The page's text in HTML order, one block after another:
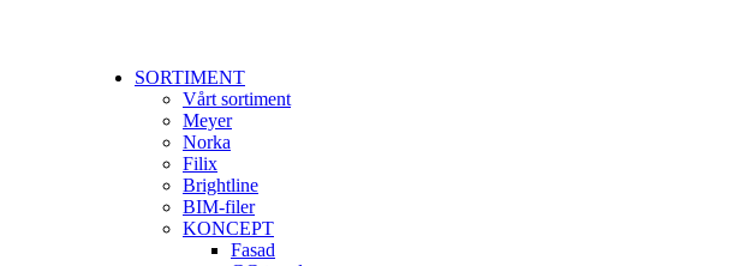
SORTIMENT
Vårt sortiment
Meyer
Norka
Filix
Brightline
BIM-filer
KONCEPT
Fasad